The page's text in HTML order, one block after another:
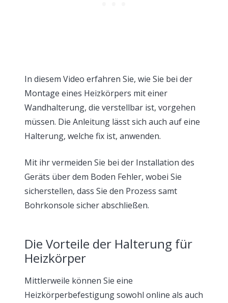
In diesem Video erfahren Sie, wie Sie bei der
Montage eines Heizkörpers mit einer
Wandhalterung, die verstellbar ist, vorgehen
müssen. Die Anleitung lässt sich auch auf eine
Halterung, welche fix ist, anwenden.
Mit ihr vermeiden Sie bei der Installation des
Geräts über dem Boden Fehler, wobei Sie
sicherstellen, dass Sie den Prozess samt
Bohrkonsole sicher abschließen.
Die Vorteile der Halterung für
Heizkörper
Mittlerweile können Sie eine
Heizkörperbefestigung sowohl online als auch